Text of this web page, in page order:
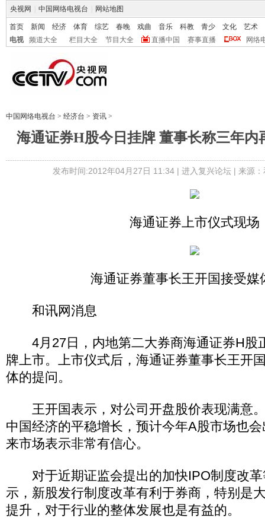
央视网 中国网络电视台 网站地图
首页 新闻 经济 体育 综艺 春晚 戏曲 音乐 科教 青少 文化
艺术
电视
频道大全 栏目大全 节目大全 直播中国 赛事直播 网络
中国网络电视台 > 经济台 > 资讯 >
海通证券H股今日挂牌 董事长称三年内
发布时间:2012年04月27日 11:34 | 进入复兴论坛| 来源
海通证券上市仪式现场
海通证券董事长王开国接受媒
和讯网消息
4月27日，内地第二大券商海通证券H股
牌上市。上市仪式后，海通证券董事长王开
体的提问。
王开国表示，对公司开盘股价表现满意
中国经济的平稳增长，预计今年A股市场也
来市场表示非常有信心。
对于近期证监会提出的加快IPO制度改革
示，新股发行制度改革有利于券商，特别是
提升，对于行业的整体发展也是有益的。